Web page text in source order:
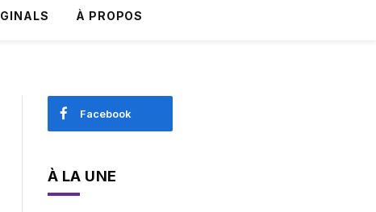
À PROPOS
Facebook
À LA UNE